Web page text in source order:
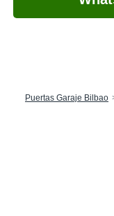
Puertas Garaje Bilbao